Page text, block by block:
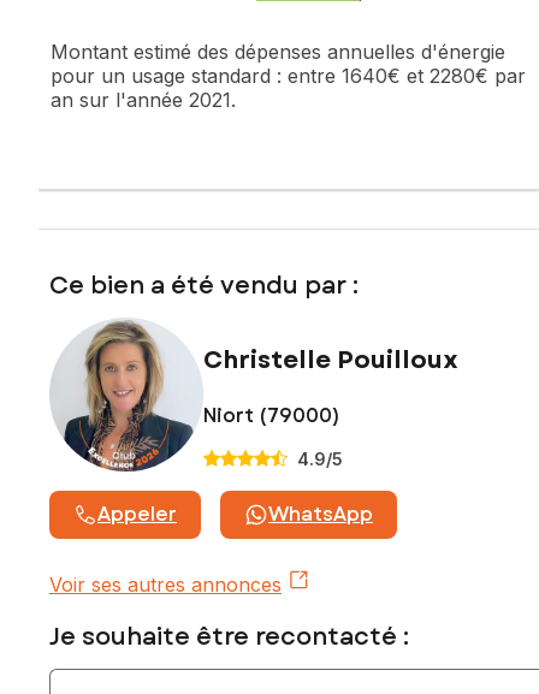
Montant estimé des dépenses annuelles d'énergie
pour un usage standard : entre 1640€ et 2280€ par
an sur l'année 2021.
Ce bien a été vendu par :
Christelle Pouilloux
Niort (79000)
4.9/5
Appeler WhatsApp
Voir ses autres annonces
Je souhaite être recontacté :
Indiquez votre nom